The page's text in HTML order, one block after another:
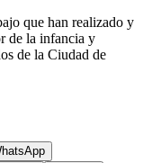
que han realizado y
de la infancia y
de la Ciudad de